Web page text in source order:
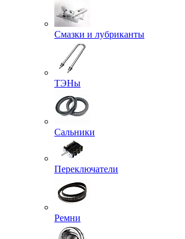
Смазки и лубриканты
ТЭНы
Сальники
Переключатели
Ремни